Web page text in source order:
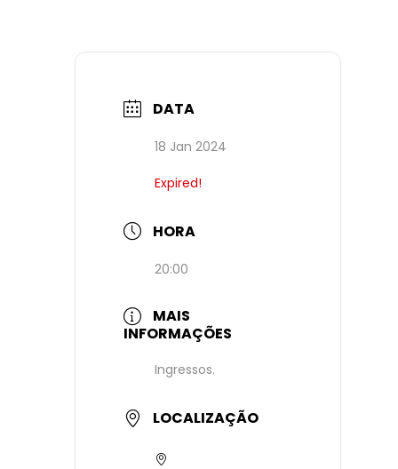
DATA
18 Jan 2024
Expired!
HORA
20:00
MAIS
INFORMAÇÕES
Ingressos.
LOCALIZAÇÃO